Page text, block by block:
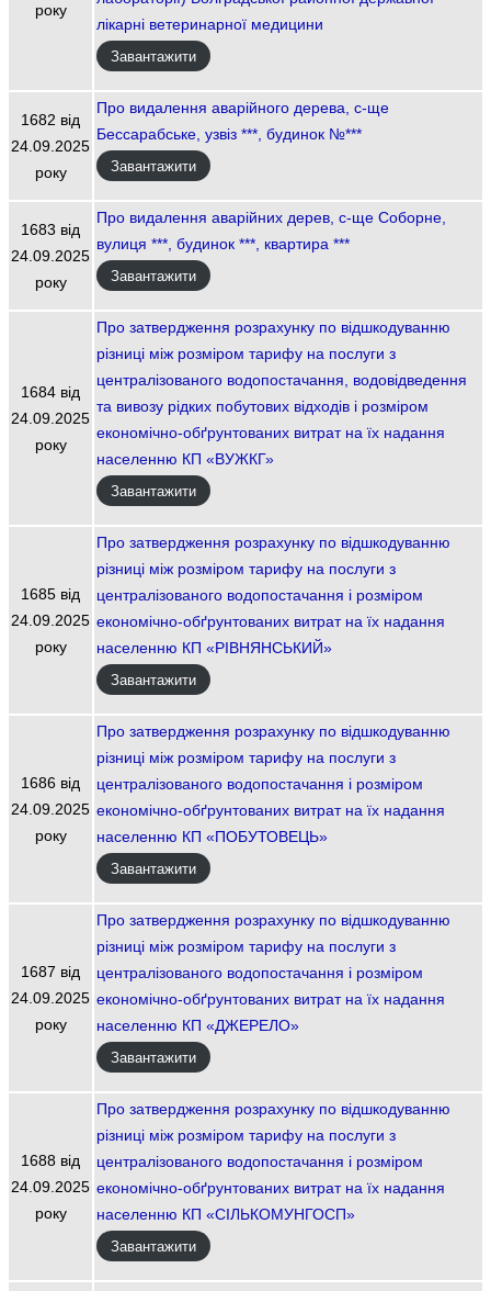
року
лікарні ветеринарної медицини
Завантажити
1682 від
24.09.2025
року
Про видалення аварійного дерева, с-ще
Бессарабське, узвіз ***, будинок №***
Завантажити
1683 від
24.09.2025
року
Про видалення аварійних дерев, с-ще Соборне,
вулиця ***, будинок ***, квартира ***
Завантажити
1684 від
24.09.2025
року
Про затвердження розрахунку по відшкодуванню
різниці між розміром тарифу на послуги з
централізованого водопостачання, водовідведення
та вивозу рідких побутових відходів і розміром
економічно-обґрунтованих витрат на їх надання
населенню КП «ВУЖКГ»
Завантажити
1685 від
24.09.2025
року
Про затвердження розрахунку по відшкодуванню
різниці між розміром тарифу на послуги з
централізованого водопостачання і розміром
економічно-обґрунтованих витрат на їх надання
населенню КП «РІВНЯНСЬКИЙ»
Завантажити
1686 від
24.09.2025
року
Про затвердження розрахунку по відшкодуванню
різниці між розміром тарифу на послуги з
централізованого водопостачання і розміром
економічно-обґрунтованих витрат на їх надання
населенню КП «ПОБУТОВЕЦЬ»
Завантажити
1687 від
24.09.2025
року
Про затвердження розрахунку по відшкодуванню
різниці між розміром тарифу на послуги з
централізованого водопостачання і розміром
економічно-обґрунтованих витрат на їх надання
населенню КП «ДЖЕРЕЛО»
Завантажити
1688 від
24.09.2025
року
Про затвердження розрахунку по відшкодуванню
різниці між розміром тарифу на послуги з
централізованого водопостачання і розміром
економічно-обґрунтованих витрат на їх надання
населенню КП «СІЛЬКОМУНГОСП»
Завантажити